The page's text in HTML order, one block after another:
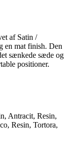
af Satin /
en mat finish. Den
sænkede sæde og
positioner.
Antracit, Resin,
Resin, Tortora,